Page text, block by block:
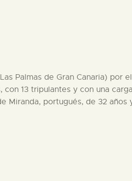
Palmas de Gran Canaria) por
13 tripulantes y con una
Miranda, portugués, de 32 años